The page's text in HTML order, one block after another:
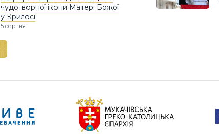
чудотворної ікони Матері Божої
у Крилосі
5 серпня